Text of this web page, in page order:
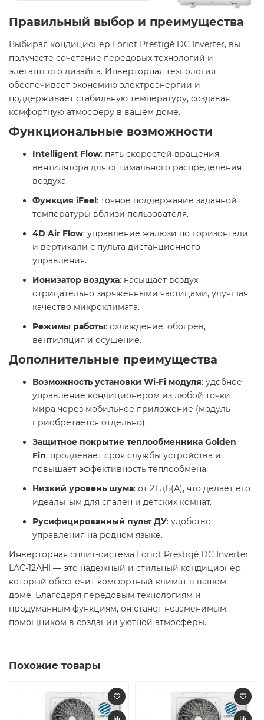
Правильный выбор и преимущества
Выбирая кондиционер Loriot Prestigè DC Inverter, вы
получаете сочетание передовых технологий и
элегантного дизайна. Инверторная технология
обеспечивает экономию электроэнергии и
поддерживает стабильную температуру, создавая
комфортную атмосферу в вашем доме.​
Функциональные возможности
Intelligent Flow: пять скоростей вращения
вентилятора для оптимального распределения
воздуха. ​
Функция iFeel: точное поддержание заданной
температуры вблизи пользователя. ​
4D Air Flow: управление жалюзи по горизонтали
и вертикали с пульта дистанционного
управления. ​
Ионизатор воздуха: насыщает воздух
отрицательно заряженными частицами, улучшая
качество микроклимата. ​
Режимы работы: охлаждение, обогрев,
вентиляция и осушение. ​
Дополнительные преимущества
Возможность установки Wi-Fi модуля: удобное
управление кондиционером из любой точки
мира через мобильное приложение (модуль
приобретается отдельно). ​
Защитное покрытие теплообменника Golden
Fin: продлевает срок службы устройства и
повышает эффективность теплообмена. ​
Низкий уровень шума: от 21 дБ(А), что делает его
идеальным для спален и детских комнат. ​
Русифицированный пульт ДУ: удобство
управления на родном языке. ​
Инверторная сплит-система Loriot Prestigè DC Inverter
LAC-12AHI — это надежный и стильный кондиционер,
который обеспечит комфортный климат в вашем
доме. Благодаря передовым технологиям и
продуманным функциям, он станет незаменимым
помощником в создании уютной атмосферы. ️​
Похожие товары